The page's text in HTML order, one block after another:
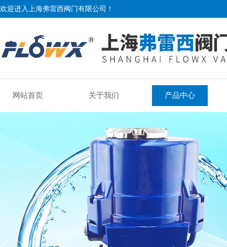
欢迎进入上海弗雷西阀门有限公司！
网站首页 关于我们 产品中心